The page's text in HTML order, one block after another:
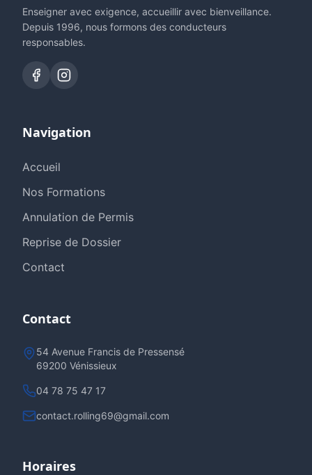
Enseigner avec exigence, accueillir avec bienveillance.
Depuis 1996, nous formons des conducteurs
responsables.
Navigation
Accueil
Nos Formations
Annulation de Permis
Reprise de Dossier
Contact
Contact
54 Avenue Francis de Pressensé
69200 Vénissieux
04 78 75 47 17
contact.rolling69@gmail.com
Horaires